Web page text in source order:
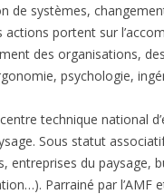
de systèmes,
portent sur
des organisations,
psychologie,
technique national
Sous statut
entreprises du paysage,
Parrainé par l’AMF